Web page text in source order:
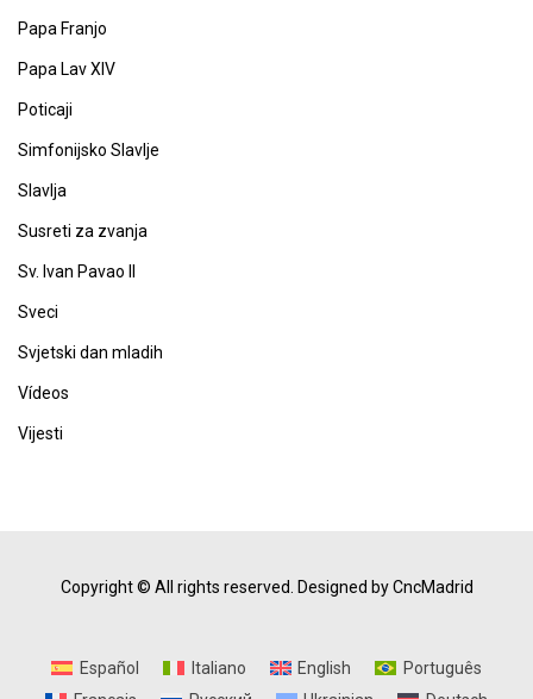
Papa Franjo
Papa Lav XIV
Poticaji
Simfonijsko Slavlje
Slavlja
Susreti za zvanja
Sv. Ivan Pavao II
Sveci
Svjetski dan mladih
Vídeos
Vijesti
Copyright © All rights reserved. Designed by CncMadrid
Español Italiano English
Português